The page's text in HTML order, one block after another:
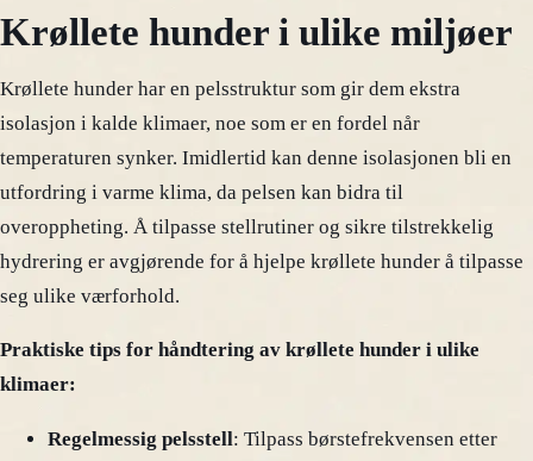
Krøllete hunder i ulike miljøer
Krøllete hunder har en pelsstruktur som gir dem ekstra
isolasjon i kalde klimaer, noe som er en fordel når
temperaturen synker. Imidlertid kan denne isolasjonen bli en
utfordring i varme klima, da pelsen kan bidra til
overoppheting. Å tilpasse stellrutiner og sikre tilstrekkelig
hydrering er avgjørende for å hjelpe krøllete hunder å tilpasse
seg ulike værforhold.
Praktiske tips for håndtering av krøllete hunder i ulike
klimaer:
Regelmessig pelsstell: Tilpass børstefrekvensen etter